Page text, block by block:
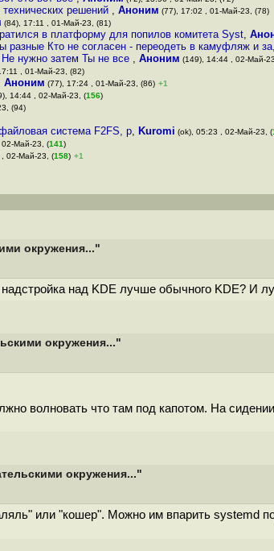
решений , Аноним (77), 17:02 , 01-Май-23, (78)
(84), 17:11 , 01-Май-23, (81)
в платформу для попилов комитета Syst,
разные Кто не согласен - переодеть в камуфляж и за,
нужно затем Ты не все , Аноним (149), 14:44 , 02-Май-
, 01-Май-23, (82)
Аноним (77), 17:24 , 01-Май-23, (86) +1
14:44 , 02-Май-23, (156)
(94)
система F2FS, р, Kuromi (ok), 05:23 , 02-Май-23, (
02-Май-23, (141)
, 02-Май-23, (158) +1
окружения..."
над KDE лучше обычного KDE? И
окружения..."
волновать что там под капотом. На
окружения..."
или "кошер". Можно им впарить systemd